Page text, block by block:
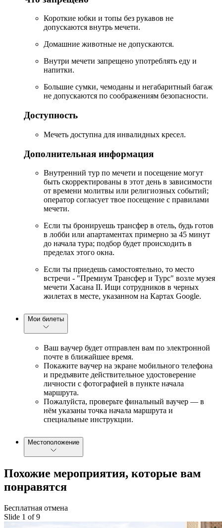
Короткие юбки и топы без рукавов не
допускаются внутрь мечети.
Домашние животные не допускаются.
Внутри мечети запрещено употреблять еду и
напитки.
Большие сумки, чемоданы и негабаритный багаж
не допускаются по соображениям безопасности.
Доступность
Мечеть доступна для инвалидных кресел.
Дополнительная информация
Внутренний тур по мечети и посещение могут
быть скорректированы в этот день в зависимости
от времени молитвы или религиозных событий;
оператор согласует твое посещение с правилами
мечети.
Если ты бронируешь трансфер в отель, будь готов
в лобби или апартаментах примерно за 45 минут
до начала тура; подбор будет происходить в
пределах этого окна.
Если ты приедешь самостоятельно, то место
встречи - "Премиум Трансфер и Турс" возле музея
мечети Хасана II. Ищи сотрудников в черных
жилетах в месте, указанном на Картах Google.
Мои билеты
Ваш ваучер будет отправлен вам по электронной
почте в ближайшее время.
Покажите ваучер на экране мобильного телефона
и предъявите действительное удостоверение
личности с фотографией в пункте начала
маршрута.
Пожалуйста, проверьте финальный ваучер — в
нём указаны точка начала маршрута и
специальные инструкции.
Местоположение
Похожие мероприятия, которые вам
понравятся
Бесплатная отмена
Slide 1 of 9